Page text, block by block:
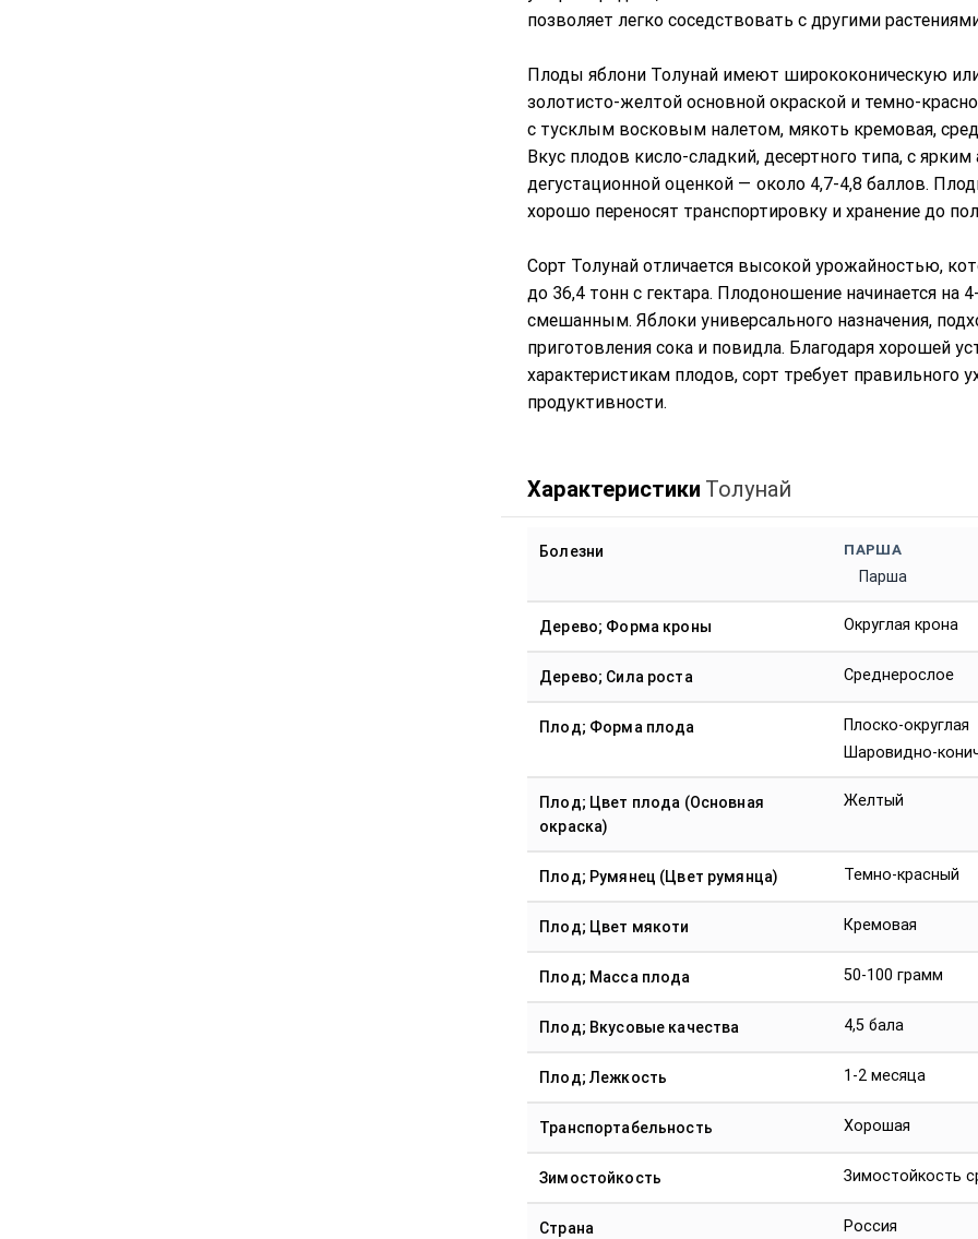
позволяет легко соседствовать с другими
Плоды яблони Толунай имеют ширококоническую
золотисто-желтой основной окраской и темно-
с тусклым восковым налетом, мякоть кремовая,
Вкус плодов кисло-сладкий, десертного типа, с
дегустационной оценкой — около 4,7-4,8 баллов.
хорошо переносят транспортировку и хранение до
Сорт Толунай отличается высокой урожайностью,
до 36,4 тонн с гектара. Плодоношение начинается на
смешанным. Яблоки универсального назначения,
приготовления сока и повидла. Благодаря хорошей
характеристикам плодов, сорт требует
продуктивности.
Характеристики Толунай
Болезни ПАРША
Парша
Дерево; Форма кроны Округлая крона
Дерево; Сила роста Среднерослое
Плод; Форма плода
Плоско-округлая
Шаровидно-
Плод; Цвет плода (Основная
окраска)
Желтый
Плод; Румянец (Цвет румянца) Темно-красный
Плод; Цвет мякоти Кремовая
Плод; Масса плода 50-100 грамм
Плод; Вкусовые качества 4,5 бала
Плод; Лежкость 1-2 месяца
Транспортабельность Хорошая
Зимостойкость Зимостойкость
Страна Россия